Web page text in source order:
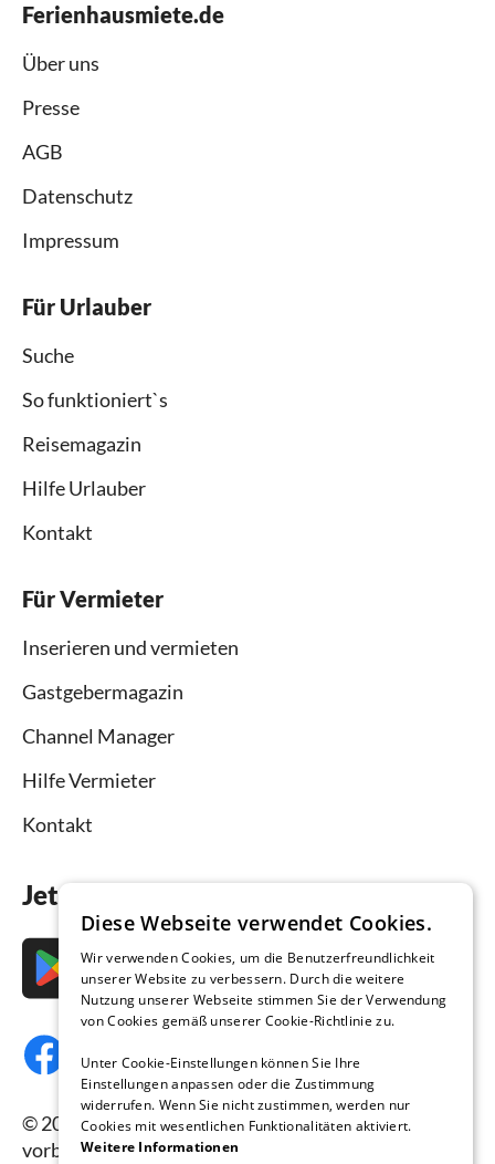
Ferienhausmiete.de
Über uns
Presse
AGB
Datenschutz
Impressum
Für Urlauber
Suche
So funktioniert`s
Reisemagazin
Hilfe Urlauber
Kontakt
Für Vermieter
Inserieren und vermieten
Gastgebermagazin
Channel Manager
Hilfe Vermieter
Kontakt
Jetzt die App downloaden
© 2026 Ferienhausmiete.de, alle Rechte
vorbehalten.
Diese Webseite verwendet Cookies.
Wir verwenden Cookies, um die Benutzerfreundlichkeit
unserer Website zu verbessern. Durch die weitere
Nutzung unserer Webseite stimmen Sie der Verwendung
von Cookies gemäß unserer Cookie-Richtlinie zu.
Unter Cookie-Einstellungen können Sie Ihre
Einstellungen anpassen oder die Zustimmung
widerrufen. Wenn Sie nicht zustimmen, werden nur
Cookies mit wesentlichen Funktionalitäten aktiviert.
Weitere Informationen